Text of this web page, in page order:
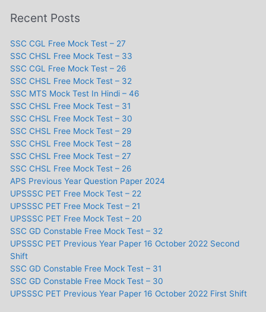
Recent Posts
SSC CGL Free Mock Test – 27
SSC CHSL Free Mock Test – 33
SSC CGL Free Mock Test – 26
SSC CHSL Free Mock Test – 32
SSC MTS Mock Test In Hindi – 46
SSC CHSL Free Mock Test – 31
SSC CHSL Free Mock Test – 30
SSC CHSL Free Mock Test – 29
SSC CHSL Free Mock Test – 28
SSC CHSL Free Mock Test – 27
SSC CHSL Free Mock Test – 26
APS Previous Year Question Paper 2024
UPSSSC PET Free Mock Test – 22
UPSSSC PET Free Mock Test – 21
UPSSSC PET Free Mock Test – 20
SSC GD Constable Free Mock Test – 32
UPSSSC PET Previous Year Paper 16 October 2022 Second
Shift
SSC GD Constable Free Mock Test – 31
SSC GD Constable Free Mock Test – 30
UPSSSC PET Previous Year Paper 16 October 2022 First Shift